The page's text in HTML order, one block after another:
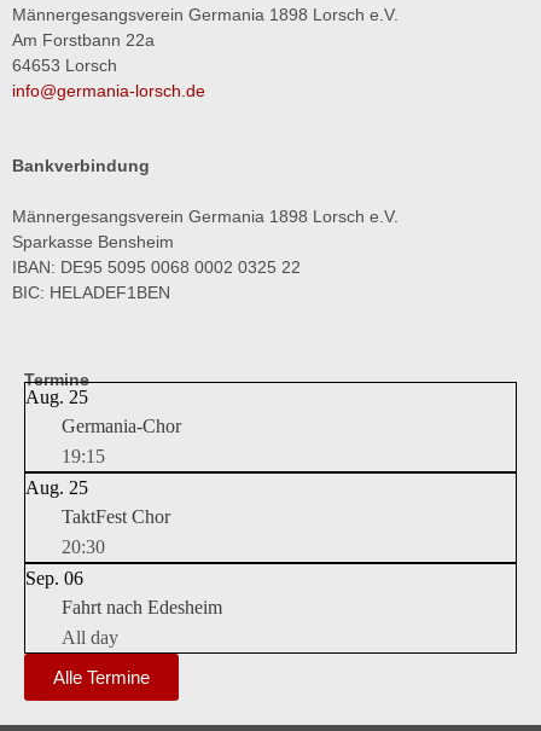
Männergesangsverein Germania 1898 Lorsch e.V.
Am Forstbann 22a
64653 Lorsch
info@germania-lorsch.de
Bankverbindung
Männergesangsverein Germania 1898 Lorsch e.V.
Sparkasse Bensheim
IBAN: DE95 5095 0068 0002 0325 22
BIC: HELADEF1BEN
Termine
Aug. 25
Germania-Chor
19:15
Aug. 25
TaktFest Chor
20:30
Sep. 06
Fahrt nach Edesheim
All day
Alle Termine